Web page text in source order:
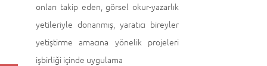
onları takip eden, görsel okur-yazarlık
yetileriyle donanmış, yaratıcı bireyler
yetiştirme amacına yönelik projeleri
işbirliği içinde uygulama